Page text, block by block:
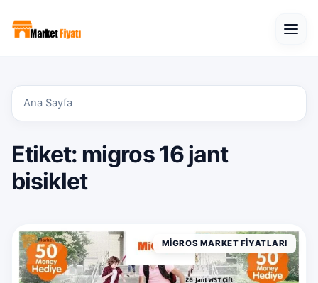
Ana Sayfa
Etiket: migros 16 jant
bisiklet
MIGROS MARKET FIYATLARI